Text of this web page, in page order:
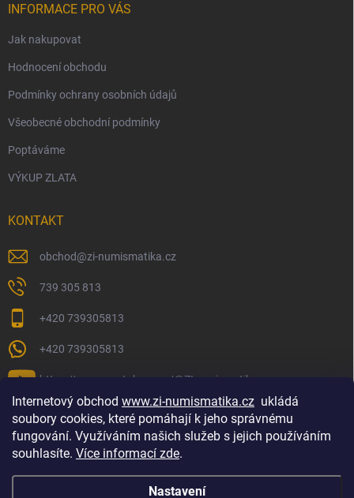
Internetový obchod www.zi-numismatika.cz ukládá
soubory cookies, které pomáhají k jeho správnému
fungování. Využíváním našich služeb s jejich používáním
souhlasíte. Více informací zde.
Nastavení
INFORMACE PRO VÁS
Jak nakupovat
Hodnocení obchodu
Podmínky ochrany osobních údajů
Všeobecné obchodní podmínky
Poptáváme
VÝKUP ZLATA
KONTAKT
obchod@zi-numismatika.cz
739 305 813
+420 739305813
+420 739305813
https://www.youtube.com/@ZInumismatika
Zlaté investování Golf shop Golfstart Houby a bylinky